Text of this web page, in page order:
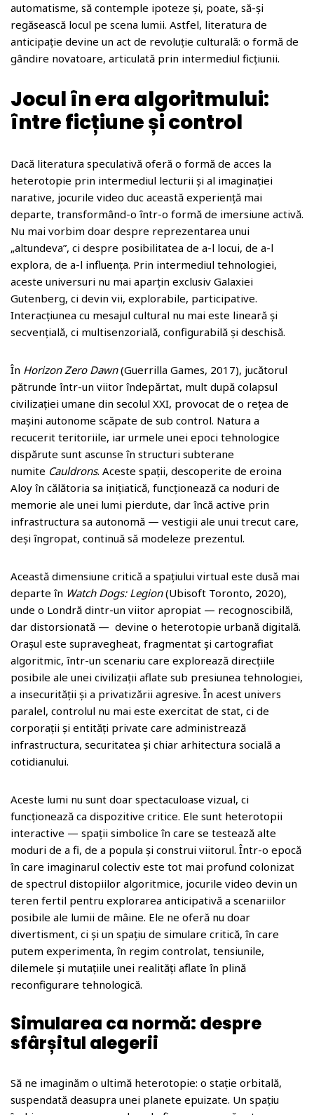
automatisme, să contemple ipoteze și, poate, să-și
regăsească locul pe scena lumii. Astfel, literatura de
anticipație devine un act de revoluție culturală: o formă de
gândire novatoare, articulată prin intermediul ficțiunii.
Jocul în era algoritmului:
între ficțiune și control
Dacă literatura speculativă oferă o formă de acces la
heterotopie prin intermediul lecturii și al imaginației
narative, jocurile video duc această experiență mai
departe, transformând-o într-o formă de imersiune activă.
Nu mai vorbim doar despre reprezentarea unui
„altundeva”, ci despre posibilitatea de a-l locui, de a-l
explora, de a-l influența. Prin intermediul tehnologiei,
aceste universuri nu mai aparțin exclusiv Galaxiei
Gutenberg, ci devin vii, explorabile, participative.
Interacțiunea cu mesajul cultural nu mai este lineară și
secvențială, ci multisenzorială, configurabilă și deschisă.
În Horizon Zero Dawn(Guerrilla Games, 2017), jucătorul
pătrunde într-un viitor îndepărtat, mult după colapsul
civilizației umane din secolul XXI, provocat de o rețea de
mașini autonome scăpate de sub control. Natura a
recucerit teritoriile, iar urmele unei epoci tehnologice
dispărute sunt ascunse în structuri subterane
numite Cauldrons. Aceste spații, descoperite de eroina
Aloy în călătoria sa inițiatică, funcționează ca noduri de
memorie ale unei lumi pierdute, dar încă active prin
infrastructura sa autonomă — vestigii ale unui trecut care,
deși îngropat, continuă să modeleze prezentul.
Această dimensiune critică a spațiului virtual este dusă mai
departe în Watch Dogs: Legion(Ubisoft Toronto, 2020),
unde o Londră dintr-un viitor apropiat — recognoscibilă,
dar distorsionată — devine o heterotopie urbană digitală.
Orașul este supravegheat, fragmentat și cartografiat
algoritmic, într-un scenariu care explorează direcțiile
posibile ale unei civilizații aflate sub presiunea tehnologiei,
a insecurității și a privatizării agresive. În acest univers
paralel, controlul nu mai este exercitat de stat, ci de
corporații și entități private care administrează
infrastructura, securitatea și chiar arhitectura socială a
cotidianului.
Aceste lumi nu sunt doar spectaculoase vizual, ci
funcționează ca dispozitive critice. Ele sunt heterotopii
interactive — spații simbolice în care se testează alte
moduri de a fi, de a popula și construi viitorul. Într-o epocă
în care imaginarul colectiv este tot mai profund colonizat
de spectrul distopiilor algoritmice, jocurile video devin un
teren fertil pentru explorarea anticipativă a scenariilor
posibile ale lumii de mâine. Ele ne oferă nu doar
divertisment, ci și un spațiu de simulare critică, în care
putem experimenta, în regim controlat, tensiunile,
dilemele și mutațiile unei realități aflate în plină
reconfigurare tehnologică.
Simularea ca normă: despre
sfârșitul alegerii
Să ne imaginăm o ultimă heterotopie: o stație orbitală,
suspendată deasupra unei planete epuizate. Un spațiu